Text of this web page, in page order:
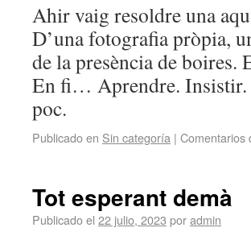
Ahir vaig resoldre una
D’una fotografia pròpia,
de la presència de
En fi… Aprendre. Insistir.
poc.
Publicado en Sin categoría | Comentarios
Tot esperant demà
Publicado el 22 julio, 2023 poradmin